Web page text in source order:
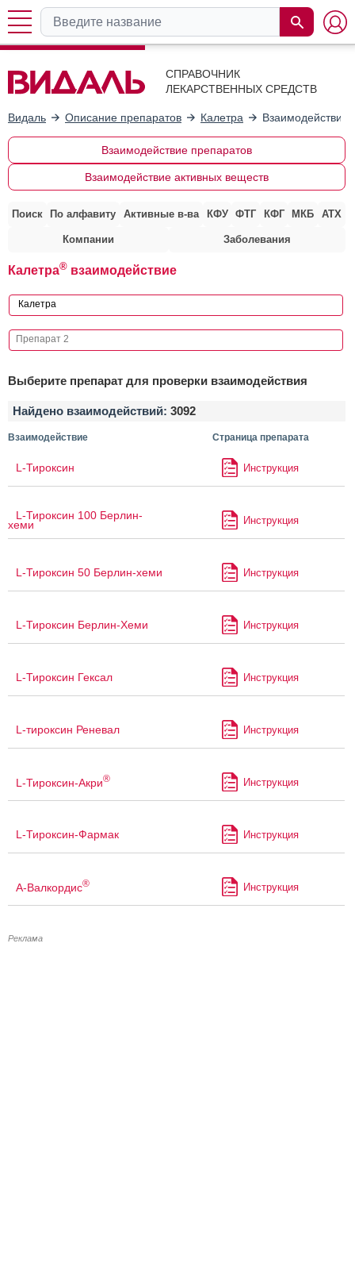
СПРАВОЧНИК
ЛЕКАРСТВЕННЫХ СРЕДСТВ
Видаль Описание препаратов Калетра Взаимодействие
Взаимодействие препаратов
Взаимодействие активных веществ
Поиск По алфавиту Активные в-ва КФУ ФТГ КФГ МКБ АТХ
Компании Заболевания
Калетра® взаимодействие
Выберите препарат для проверки взаимодействия
Найдено взаимодействий: 3092
Взаимодействие Страница препарата
L-Тироксин Инструкция
L-Тироксин 100 Берлин-
хеми Инструкция
L-Тироксин 50 Берлин-хеми Инструкция
L-Тироксин Берлин-Хеми Инструкция
L-Тироксин Гексал Инструкция
L-тироксин Реневал Инструкция
L-Тироксин-Акри® Инструкция
L-Тироксин-Фармак Инструкция
А-Валкордис® Инструкция
Реклама